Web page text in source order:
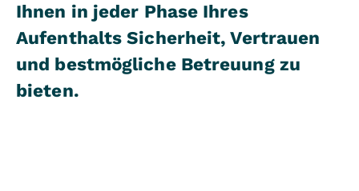
Ihnen in jeder Phase Ihres
Aufenthalts Sicherheit, Vertrauen
und bestmögliche Betreuung zu
bieten.